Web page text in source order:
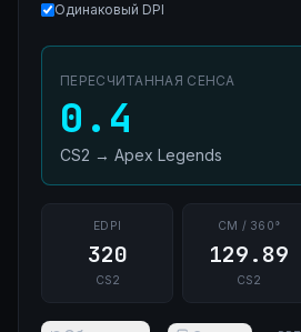
Одинаковый DPI
ПЕРЕСЧИТАННАЯ СЕНСА
0.4
CS2 → Apex Legends
EDPI
320
CS2
CM / 360°
129.89
CS2